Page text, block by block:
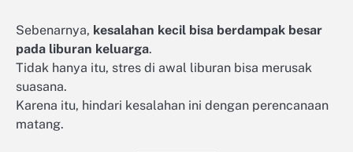
Sebenarnya, kesalahan kecil bisa berdampak besar
pada liburan keluarga.
Tidak hanya itu, stres di awal liburan bisa merusak
suasana.
Karena itu, hindari kesalahan ini dengan perencanaan
matang.